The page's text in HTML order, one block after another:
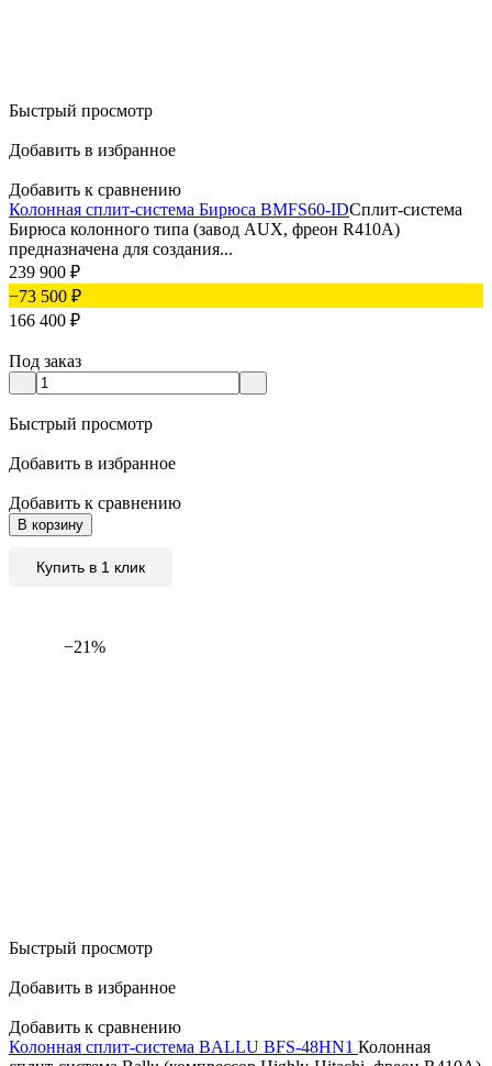
Быстрый просмотр
Добавить в избранное
Добавить к сравнению
Колонная сплит-система Бирюса BMFS60-IDСплит-система
Бирюса колонного типа (завод AUX, фреон R410А)
предназначена для создания...
239 900 ₽
−73 500 ₽
166 400 ₽
Под заказ
Быстрый просмотр
Добавить в избранное
Добавить к сравнению
В корзину
Купить в 1 клик
−21%
Быстрый просмотр
Добавить в избранное
Добавить к сравнению
Колонная сплит-система BALLU BFS-48HN1 Колонная